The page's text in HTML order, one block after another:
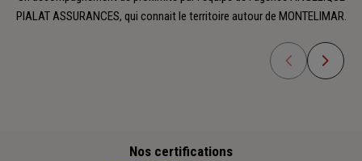
PIALAT ASSURANCES, qui connait le territoire autour de MONTELIMAR.
Nos certifications